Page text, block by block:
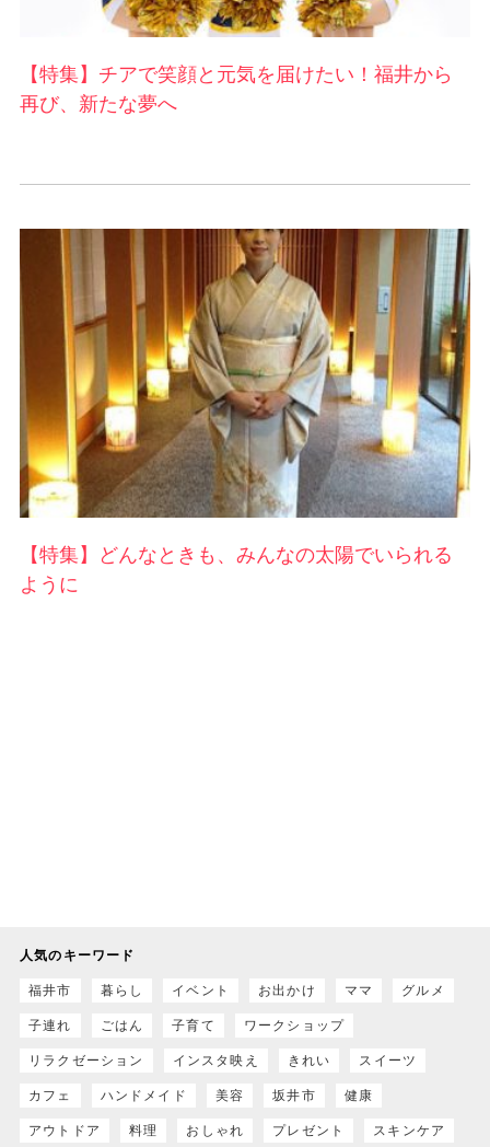
【特集】チアで笑顔と元気を届けたい！福井から
再び、新たな夢へ
【特集】どんなときも、みんなの太陽でいられる
ように
人気のキーワード
福井市 暮らし イベント お出かけ ママ グルメ
子連れ ごはん 子育て ワークショップ
リラクゼーション インスタ映え きれい スイーツ
カフェ ハンドメイド 美容 坂井市 健康
アウトドア 料理 おしゃれ プレゼント スキンケア